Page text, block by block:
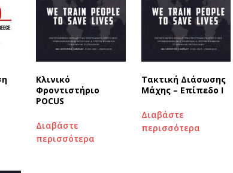
Κλινικό
Φροντιστήριο
POCUS
Διαβάστε
περισσότερα
Τακτική Διάσωσης
Μάχης – Επίπεδο Ι
Διαβάστε
περισσότερα